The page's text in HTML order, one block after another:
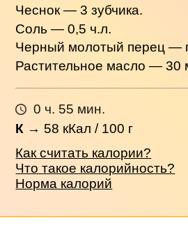
Чеснок — 3 зубчика.
Соль — 0,5 ч.л.
Черный молотый перец —
Растительное масло — 30
0 ч. 55 мин.
К → 58 кКал / 100 г
Как считать калории?
Что такое калорийность?
Норма калорий